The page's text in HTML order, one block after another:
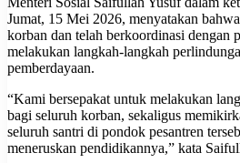
Jumat, 15 Mei 2026, menyatakan
korban dan telah berkoordinasi dengan
melakukan langkah-langkah
pemberdayaan.
“Kami bersepakat untuk melakukan
bagi seluruh korban, sekaligus
seluruh santri di pondok pesantren
meneruskan pendidikannya,” kata